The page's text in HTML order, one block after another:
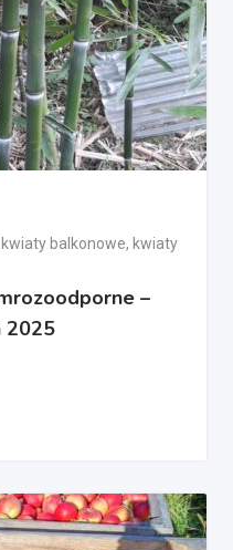
balkonowe, kwiaty
–
2025